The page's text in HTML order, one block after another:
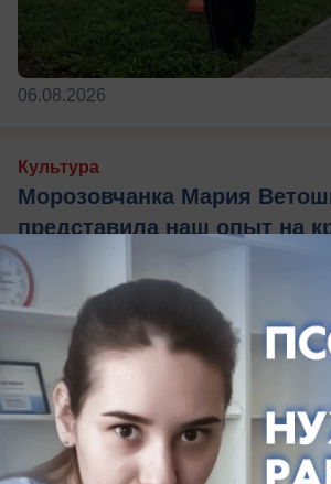
06.08.2026
Культура
Морозовчанка Мария
представила наш опыт на
конференции
Морозовский район вошел в
повестку